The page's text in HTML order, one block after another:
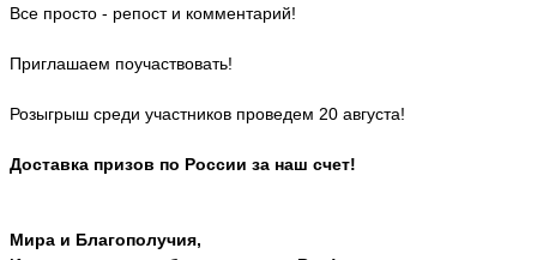
Все просто - репост и комментарий!
Приглашаем поучаствовать!
Розыгрыш среди участников проведем 20 августа!
Доставка призов по России за наш счет!
Мира и Благополучия,